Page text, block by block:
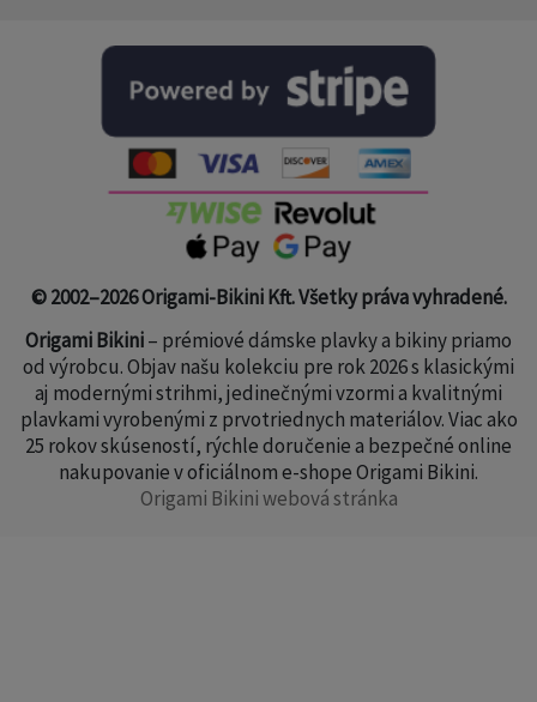
© 2002–2026 Origami-Bikini Kft. Všetky práva vyhradené.
Origami Bikini– prémiové dámske plavky a bikiny priamo
od výrobcu. Objav našu kolekciu pre rok 2026 s klasickými
aj modernými strihmi, jedinečnými vzormi a kvalitnými
plavkami vyrobenými z prvotriednych materiálov. Viac ako
25 rokov skúseností, rýchle doručenie a bezpečné online
nakupovanie v oficiálnom e-shope Origami Bikini.
Origami Bikini webová stránka